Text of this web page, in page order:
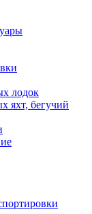
лодок
яхт, бегучий